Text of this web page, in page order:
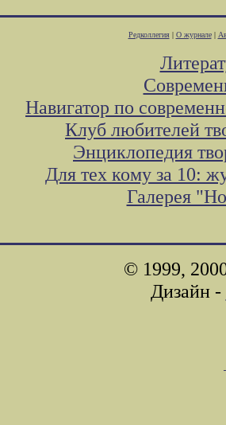
Редколлегия| О журнале|
Навигатор по
Клуб любителей
Энциклопедия
Для тех кому за 10:
Галерея
© 1999,
Дизайн -